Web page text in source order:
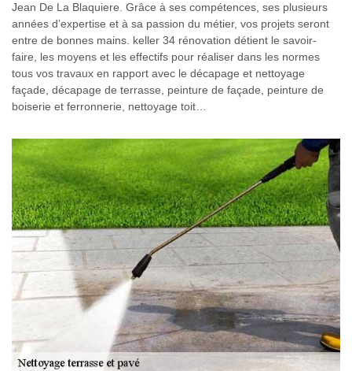
Jean De La Blaquiere. Grâce à ses compétences, ses plusieurs
années d’expertise et à sa passion du métier, vos projets seront
entre de bonnes mains. keller 34 rénovation détient le savoir-
faire, les moyens et les effectifs pour réaliser dans les normes
tous vos travaux en rapport avec le décapage et nettoyage
façade, décapage de terrasse, peinture de façade, peinture de
boiserie et ferronnerie, nettoyage toit…